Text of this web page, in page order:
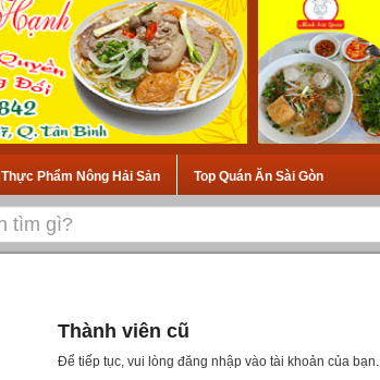
Thực Phẩm Nông Hải Sản Top Quán Ăn Sài Gòn
Thành viên cũ
Để tiếp tục, vui lòng đăng nhập vào tài khoản của bạn.